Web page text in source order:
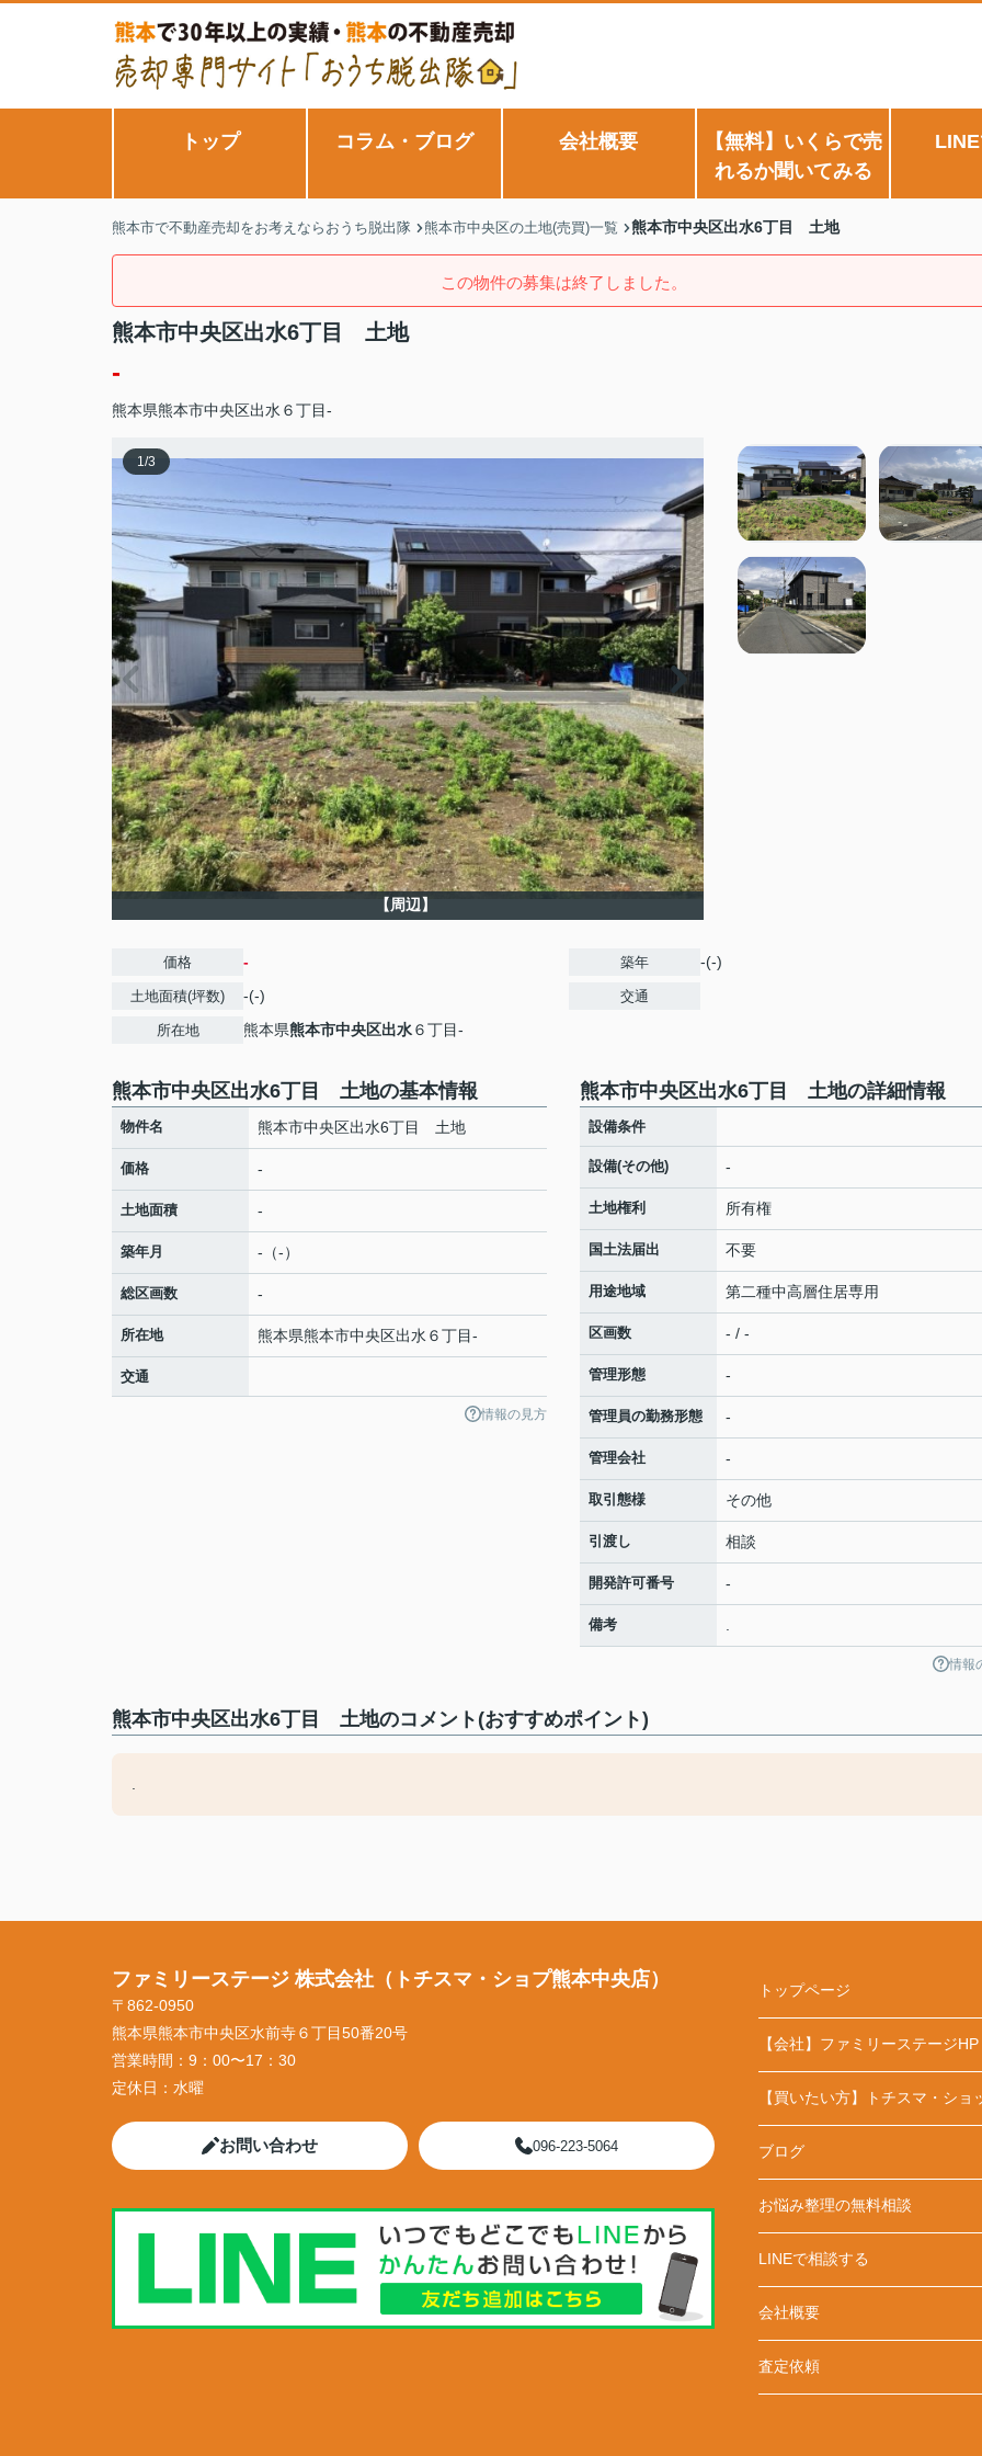
トップ コラム・ブログ 会社概要
【無料】いくらで売
れるか聞いてみる
熊本市で不動産売却をお考えならおうち脱出隊 熊本市中央区の土地(売買)一覧 熊本市中央区出水6丁目 土地
この物件の募集は終了しました。
熊本市中央区出水6丁目 土地
-
熊本県熊本市中央区出水 ６丁目-
1/3
【周辺】
価格 -
土地面積(坪数) -(-)
所在地 熊本県熊本市中央区出水６丁目-
築年 -(-)
交通
熊本市中央区出水6丁目 土地の基本情報
物件名 熊本市中央区出水6丁目 土地
価格 -
土地面積 -
築年月 -（-）
総区画数 -
所在地 熊本県熊本市中央区出水 ６丁目-
交通
情報の見方
熊本市中央区出水6丁目 土地の詳細情報
設備条件
設備(その他) -
土地権利 所有権
国土法届出 不要
用途地域 第二種中高層住居専用
区画数 - / -
管理形態 -
管理員の勤務形態 -
管理会社 -
取引態様 その他
引渡し 相談
開発許可番号 -
備考
情報
熊本市中央区出水6丁目 土地のコメント(おすすめポイント)
ファミリーステージ 株式会社（トチスマ・ショプ熊本中央店）
〒862-0950
熊本県熊本市中央区水前寺６丁目50番20号
営業時間： 9：00〜17：30
定休日： 水曜
お問い合わせ 096-223-5064
トップページ
【会社】ファミリーステージHP
【買いたい方】トチスマ・ショ
ブログ
お悩み整理の無料相談
LINEで相談する
会社概要
査定依頼